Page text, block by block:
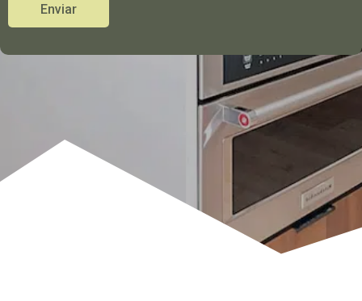
Enviar